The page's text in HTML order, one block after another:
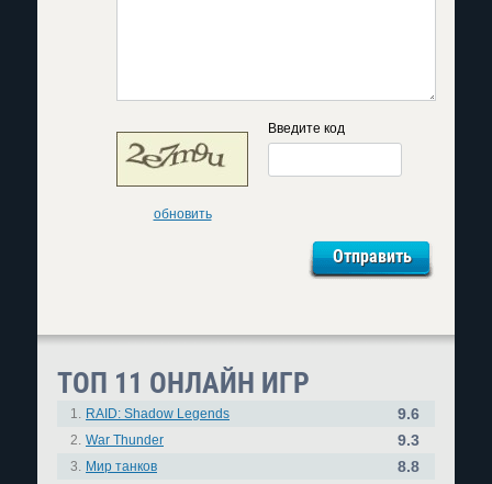
обновить
Введите код
ТОП 11 ОНЛАЙН ИГР
1. RAID: Shadow Legends 9.6
2. War Thunder 9.3
3. Мир танков
8.8